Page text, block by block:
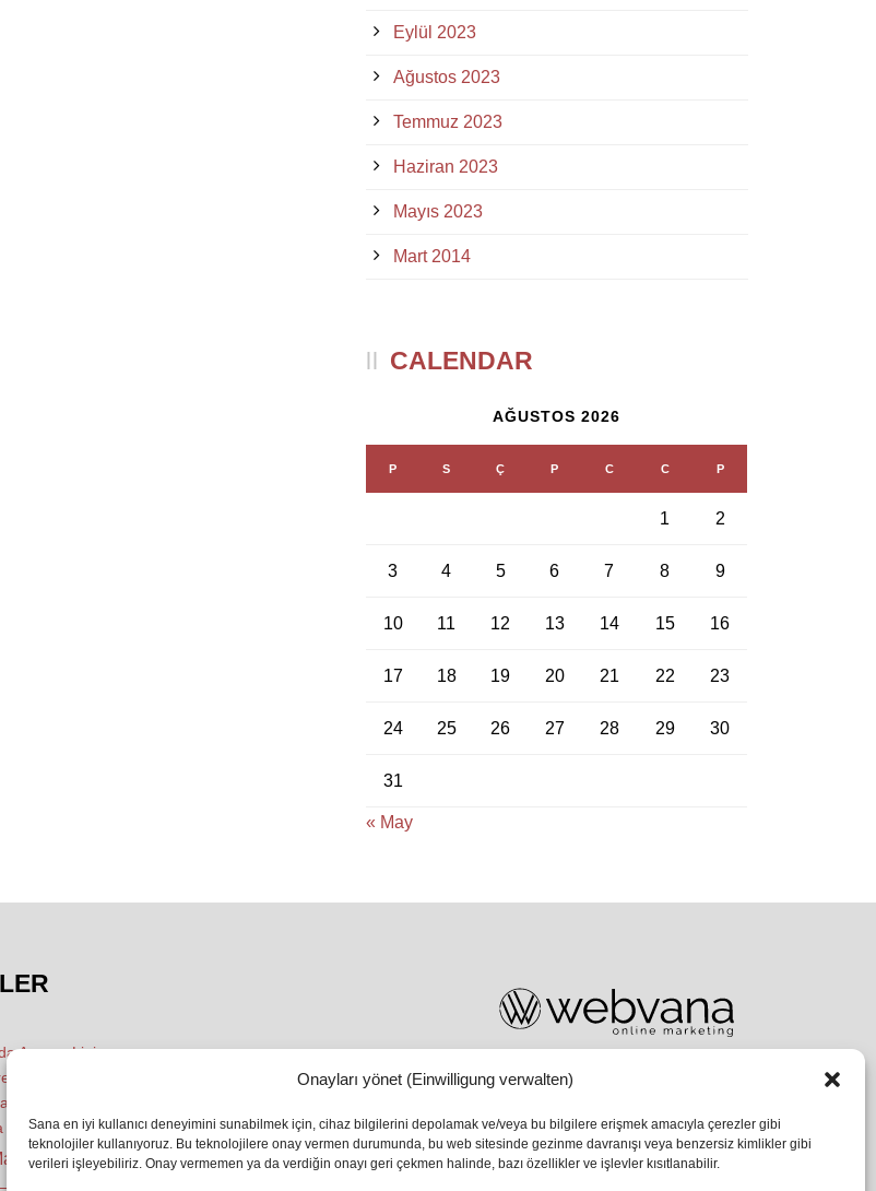
Onayları yönet (Einwilligung verwalten)
Sana en iyi kullanıcı deneyimini sunabilmek için, cihaz bilgilerini depolamak ve/veya bu bilgilere erişmek amacıyla çerezler gibi
teknolojiler kullanıyoruz. Bu teknolojilere onay vermen durumunda, bu web sitesinde gezinme davranışı veya benzersiz kimlikler gibi
verileri işleyebiliriz. Onay vermemen ya da verdiğin onayı geri çekmen halinde, bazı özellikler ve işlevler kısıtlanabilir.
Eylül 2023
Ağustos 2023
Temmuz 2023
Haziran 2023
Mayıs 2023
Mart 2014
CALENDAR
AĞUSTOS 2026
P S Ç P C C P
1 2
3 4 5 6 7 8 9
10 11 12 13 14 15 16
17 18 19 20 21 22 23
24 25 26 27 28 29 30
31
« May
Avrupa Ligi
ve Aston
Tarih
Hazırlanıyor
2026